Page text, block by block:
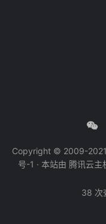
Copyright © 2009-2021
号-1 · 本站由 腾讯云主
38 次